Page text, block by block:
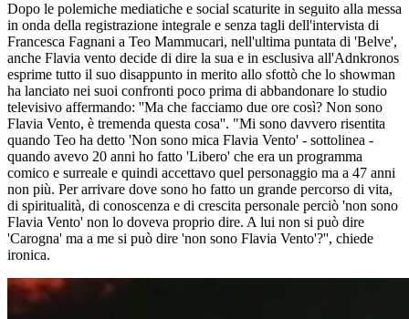
Dopo le polemiche mediatiche e social scaturite in seguito alla messa
in onda della registrazione integrale e senza tagli dell'intervista di
Francesca Fagnani a Teo Mammucari, nell'ultima puntata di 'Belve',
anche Flavia vento decide di dire la sua e in esclusiva all'Adnkronos
esprime tutto il suo disappunto in merito allo sfottò che lo showman
ha lanciato nei suoi confronti poco prima di abbandonare lo studio
televisivo affermando: ''Ma che facciamo due ore così? Non sono
Flavia Vento, è tremenda questa cosa''. "Mi sono davvero risentita
quando Teo ha detto 'Non sono mica Flavia Vento' - sottolinea -
quando avevo 20 anni ho fatto 'Libero' che era un programma
comico e surreale e quindi accettavo quel personaggio ma a 47 anni
non più. Per arrivare dove sono ho fatto un grande percorso di vita,
di spiritualità, di conoscenza e di crescita personale perciò 'non sono
Flavia Vento' non lo doveva proprio dire. A lui non si può dire
'Carogna' ma a me si può dire 'non sono Flavia Vento'?'', chiede
ironica.